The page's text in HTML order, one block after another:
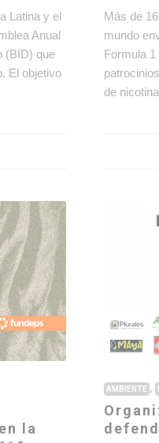
Latina y el
Anual
(BID) que
El objetivo
Más de
mundo
Formula
de
la
AMBIENTE ,